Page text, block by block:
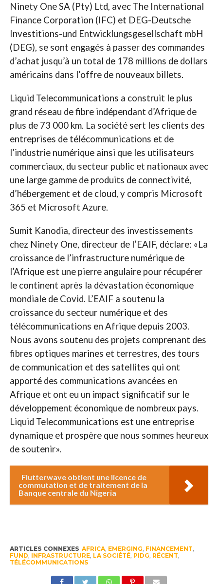
Ninety One SA (Pty) Ltd, avec The International
Finance Corporation (IFC) et DEG-Deutsche
Investitions-und Entwicklungsgesellschaft mbH
(DEG), se sont engagés à passer des commandes
d’achat jusqu’à un total de 178 millions de dollars
américains dans l’offre de nouveaux billets.
Liquid Telecommunications a construit le plus
grand réseau de fibre indépendant d’Afrique de
plus de 73 000 km. La société sert les clients des
entreprises de télécommunications et de
l’industrie numérique ainsi que les utilisateurs
commerciaux, du secteur public et nationaux avec
une large gamme de produits de connectivité,
d’hébergement et de cloud, y compris Microsoft
365 et Microsoft Azure.
Sumit Kanodia, directeur des investissements
chez Ninety One, directeur de l’EAIF, déclare: «La
croissance de l’infrastructure numérique de
l’Afrique est une pierre angulaire pour récupérer
le continent après la dévastation économique
mondiale de Covid. L’EAIF a soutenu la
croissance du secteur numérique et des
télécommunications en Afrique depuis 2003.
Nous avons soutenu des projets comprenant des
fibres optiques marines et terrestres, des tours
de communication et des satellites qui ont
apporté des communications avancées en
Afrique et ont eu un impact significatif sur le
développement économique de nombreux pays.
Liquid Telecommunications est une entreprise
dynamique et prospère que nous sommes heureux
de soutenir».
Flutterwave obtient une licence de
commutation et de traitement de la
Banque centrale du Nigeria
ARTICLES CONNEXES AFRICA, EMERGING, FINANCEMENT,
FUND, INFRASTRUCTURE, LA SOCIÉTÉ, PIDG, RÉCENT,
TÉLÉCOMMUNICATIONS